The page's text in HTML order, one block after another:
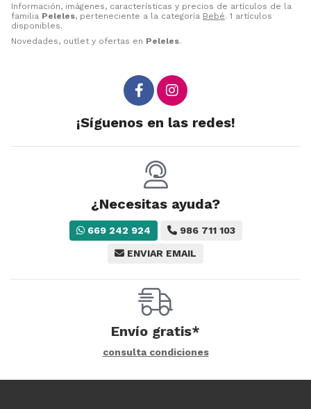
Información, imágenes, características y precios de artículos de la
familia Peleles, perteneciente a la categoría Bebé. 1 artículos
disponibles.
Novedades, outlet y ofertas en Peleles.
¡Síguenos en las redes!
¿Necesitas ayuda?
669 242 924 986 711 103
ENVIAR EMAIL
Envío gratis*
consulta condiciones